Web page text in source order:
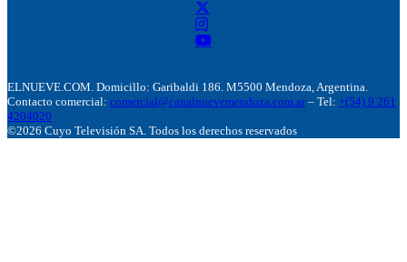
ELNUEVE.COM. Domicillo: Garibaldi 186. M5500 Mendoza, Argentina.
Contacto comercial: comercial@canalnuevemendoza.com.ar – Tel: +(54) 9 261
4204020
©2026 Cuyo Televisión SA. Todos los derechos reservados